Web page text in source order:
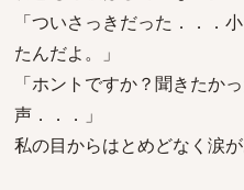
「ついさっきだった．．．
たんだよ。」
「ホントですか？聞きたか
声．．．」
私の目からはとめどなく涙が